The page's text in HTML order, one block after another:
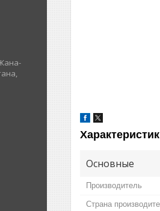
Основные
Производитель
Страна